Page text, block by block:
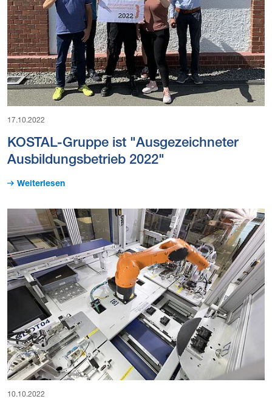
17.10.2022
KOSTAL-Gruppe ist "Ausgezeichneter
Ausbildungsbetrieb 2022"
Weiterlesen
10.10.2022